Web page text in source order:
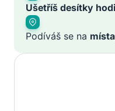
Ušetříš desítky
Podíváš se na